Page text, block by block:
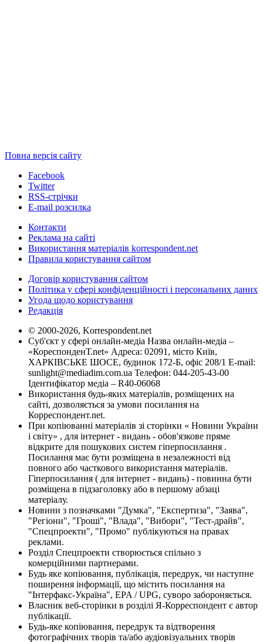
Повна версія сайту
Facebook
Twitter
RSS-стрічки
E-mail розсилка
Контакти
Реклама на сайті
Використання матеріалів korrespondent.net
Правила користування сайтом
Договір користування сайтом
Політика у сфері конфіденційності і персональних даних
Угода щодо користування
Редакція
© 2000-2026, Korrespondent.net
Суб'єкт у сфері онлайн-медіа Назва онлайн-медіа –
«КореспонденТ.net» Адреса: 02091, місто Київ,
ХАРКІВСЬКЕ ШОСЕ, будинок 172-Б, офіс 208/1 E-mail:
sunlight@mediadim.com.ua Телефон: 044-205-43-00
Ідентифікатор медіа – R40-06068
Використання будь-яких матеріалів, розміщених на
сайті, дозволяється за умови посилання на
Корреспондент.net.
При копіюванні матеріалів зі сторінки « Новини України
і світу» , для інтернет - видань - обов'язкове пряме
відкрите для пошукових систем гіперпосилання .
Посилання має бути розміщена в незалежності від
повного або часткового використання матеріалів.
Гіперпосилання ( для інтернет - видань) - повинна бути
розміщена в підзаголовку або в першому абзаці
матеріалу.
Новини з позначками "Думка", "Експертиза", "Заява",
"Регіони", "Гроші", "Влада", "Вибори", "Тест-драйв",
"Спецпроекти", "Промо" публікуються на правах
реклами.
Розділ Спецпроекти створюється спільно з
комерційними партнерами.
Будь яке копіювання, публікація, передрук, чи наступне
поширення інформації, що містить посилання на
"Інтерфакс-Україна", EPA / UPG, суворо забороняється.
Власник веб-сторінки в розділі Я-Корреспондент є автор
публікації.
Будь-яке копіювання, передрук та відтворення
фотографічних творів та/або аудіовізуальних творів